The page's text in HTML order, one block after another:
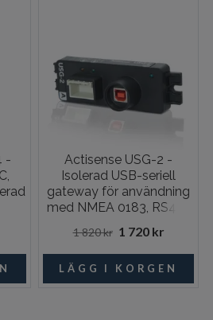
-
Actisense USG-2 -
Isolerad USB-seriell
gateway för användning
med NMEA 0183, RS422
1 820 kr 1 720 kr